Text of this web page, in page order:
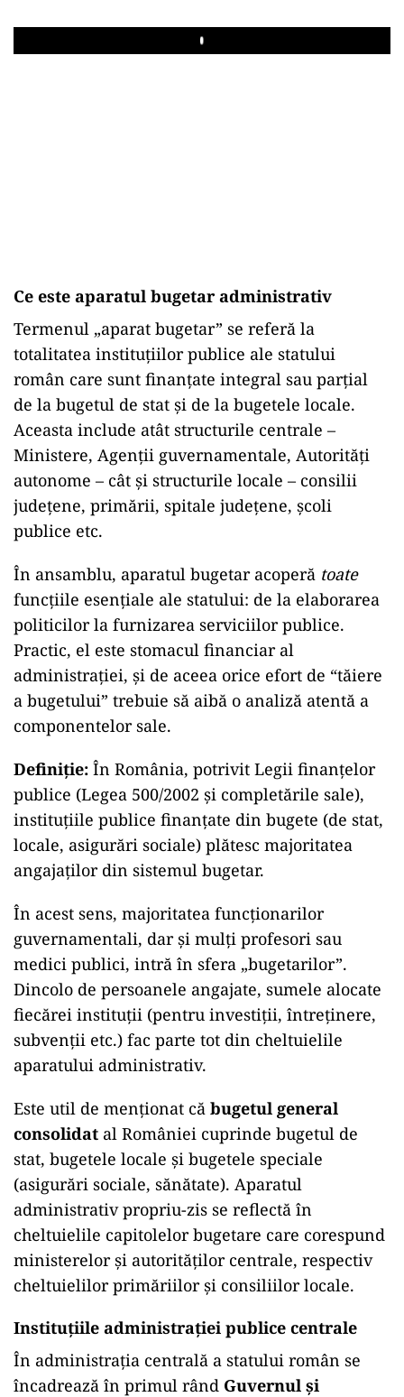
Play
Ce este aparatul bugetar administrativ
Termenul „aparat bugetar” se referă la
totalitatea instituţiilor publice ale statului
român care sunt finanţate integral sau parţial
de la bugetul de stat şi de la bugetele locale.
Aceasta include atât structurile centrale –
Ministere, Agenţii guvernamentale, Autorităţi
autonome – cât și structurile locale – consilii
judeţene, primării, spitale judeţene, şcoli
publice etc.
În ansamblu, aparatul bugetar acoperă toate
funcţiile esenţiale ale statului: de la elaborarea
politicilor la furnizarea serviciilor publice.
Practic, el este stomacul financiar al
administraţiei, şi de aceea orice efort de “tăiere
a bugetului” trebuie să aibă o analiză atentă a
componentelor sale.
Definiţie: În România, potrivit Legii finanţelor
publice (Legea 500/2002 şi completările sale),
instituţiile publice finanţate din bugete (de stat,
locale, asigurări sociale) plătesc majoritatea
angajaţilor din sistemul bugetar.
În acest sens, majoritatea funcţionarilor
guvernamentali, dar și mulți profesori sau
medici publici, intră în sfera „bugetarilor”.
Dincolo de persoanele angajate, sumele alocate
fiecărei instituţii (pentru investiţii, întreţinere,
subvenţii etc.) fac parte tot din cheltuielile
aparatului administrativ.
Este util de menţionat că bugetul general
consolidat al României cuprinde bugetul de
stat, bugetele locale şi bugetele speciale
(asigurări sociale, sănătate). Aparatul
administrativ propriu-zis se reflectă în
cheltuielile capitolelor bugetare care corespund
ministerelor şi autorităţilor centrale, respectiv
cheltuielilor primăriilor și consiliilor locale.
Instituțiile administrației publice centrale
În administrația centrală a statului român se
încadrează în primul rând Guvernul și